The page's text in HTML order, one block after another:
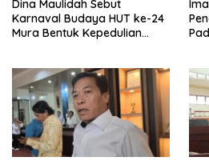
Dina Maulidah Sebut
Karnaval Budaya HUT ke-24
Mura Bentuk Kepedulian